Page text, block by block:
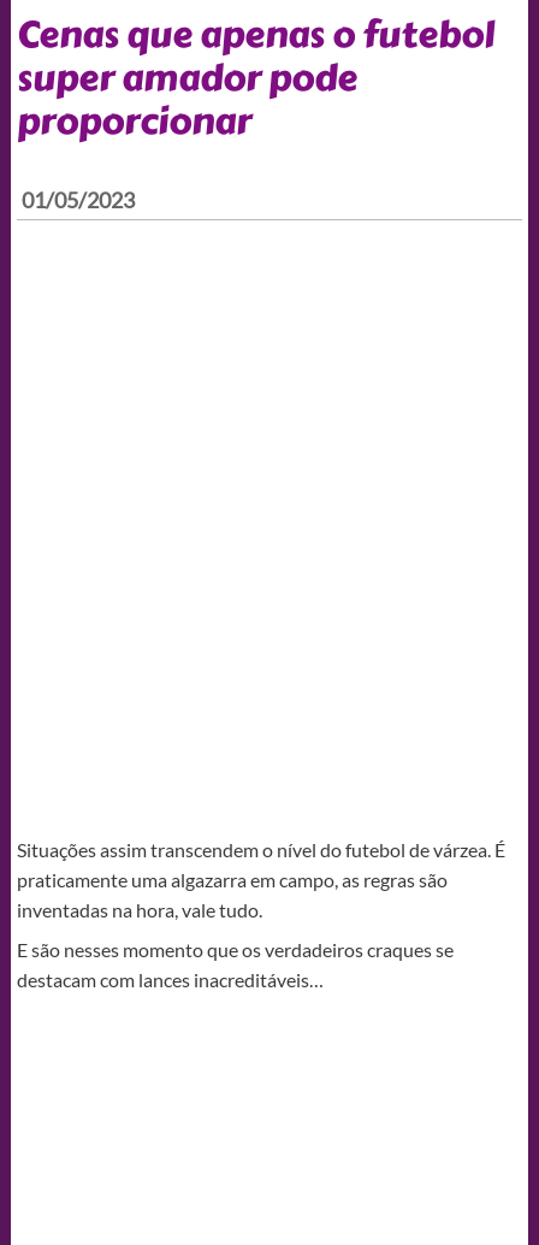
Cenas que apenas o futebol
super amador pode
proporcionar
01/05/2023
Situações assim transcendem o nível do futebol de várzea. É
praticamente uma algazarra em campo, as regras são
inventadas na hora, vale tudo.
E são nesses momento que os verdadeiros craques se
destacam com lances inacreditáveis…